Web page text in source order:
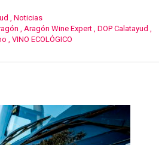
, Noticias
, Aragón Wine Expert , DOP Calatayud ,
, VINO ECOLÓGICO